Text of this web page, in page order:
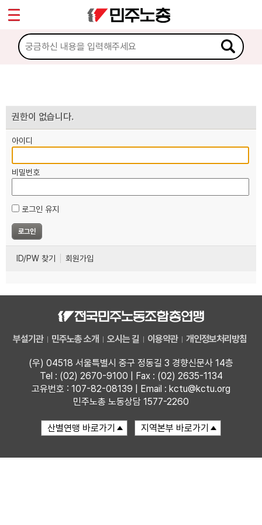
권한이 없습니다.
아이디
비밀번호
로그인 유지
ID/PW 찾기 회원가입
부설기관 민주노총 소개 오시는 길 이용약관 개인정보처리방침
(우) 04518 서울특별시 중구 정동길 3 경향신문사 14층
Tel : (02) 2670-9100 | Fax : (02) 2635-1134
고유번호 : 107-82-08139 | Email : kctu@kctu.org
민주노총 노동상담 1577-2260
마이페이지
소개
노동상담
자료
부설기관
업무